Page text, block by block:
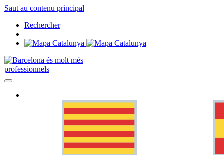
Saut au contenu principal
Rechercher
professionnels